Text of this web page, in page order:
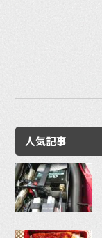
人気記事